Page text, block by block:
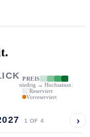
PREIS
niedrig → Hochsaison
Reserviert
Vorreserviert
1 OF 4 ›